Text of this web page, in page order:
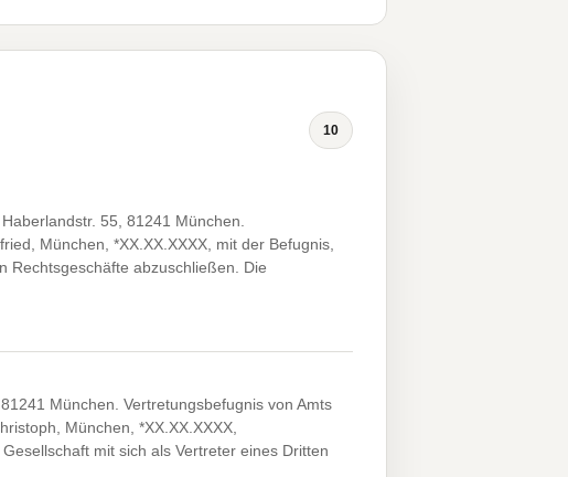
10
55, 81241 München.
München, *XX.XX.XXXX, mit der Befugnis,
Rechtsgeschäfte abzuschließen. Die
München. Vertretungsbefugnis von Amts
München, *XX.XX.XXXX,
mit sich als Vertreter eines Dritten